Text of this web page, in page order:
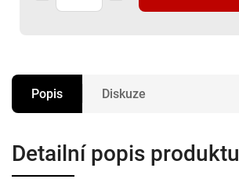
Popis Diskuze
Detailní popis produktu